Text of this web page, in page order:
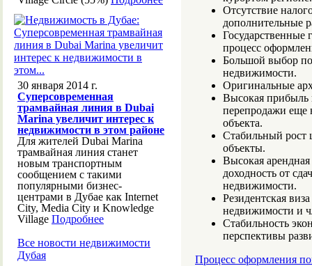
Отсутствие
дополнительные
Государственные
процесс
Большой выбор
недвижимости.
Оригинальные
Высокая прибыль
перепродажи еще
объекта.
Стабильный рост
объекты.
Высокая
доходность от
недвижимости.
Резидентская
недвижимости и
Стабильность
перспективы
Процесс оформления
30 января 2014 г.
Суперсовременная
трамвайная линия в Dubai
Marina увеличит интерес к
недвижимости в этом районе
Для жителей Dubai Marina
трамвайная линия станет
новым транспортным
сообщением с такими
популярными бизнес-
центрами в Дубае как Internet
City, Media City и Knowledge
Village Подробнее
Все новости недвижимости
Дубая